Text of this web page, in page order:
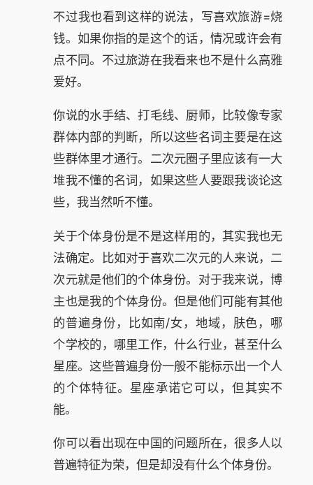
不过我也看到这样的说法，写喜欢旅游=烧
钱。如果你指的是这个的话，情况或许会有
点不同。不过旅游在我看来也不是什么高雅
爱好。
你说的水手结、打毛线、厨师，比较像专家
群体内部的判断，所以这些名词主要是在这
些群体里才通行。二次元圈子里应该有一大
堆我不懂的名词，如果这些人要跟我谈论这
些，我当然听不懂。
关于个体身份是不是这样用的，其实我也无
法确定。比如对于喜欢二次元的人来说，二
次元就是他们的个体身份。对于我来说，博
主也是我的个体身份。但是他们可能有其他
的普遍身份，比如南/女，地域，肤色，哪
个学校的，哪里工作，什么行业，甚至什么
星座。这些普遍身份一般不能标示出一个人
的个体特征。星座承诺它可以，但其实不
能。
你可以看出现在中国的问题所在，很多人以
普遍特征为荣，但是却没有什么个体身份。